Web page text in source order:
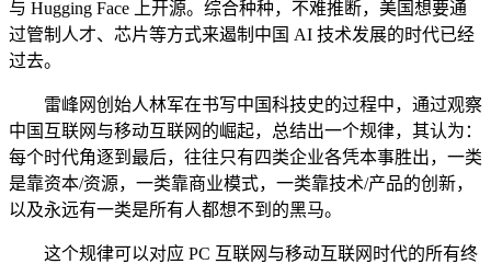
与 Hugging Face 上开源。综合种种，不难推断，美国想要通
过管制人才、芯片等方式来遏制中国 AI 技术发展的时代已经
过去。
雷峰网创始人林军在书写中国科技史的过程中，通过观察
中国互联网与移动互联网的崛起，总结出一个规律，其认为：
每个时代角逐到最后，往往只有四类企业各凭本事胜出，一类
是靠资本/资源，一类靠商业模式，一类靠技术/产品的创新，
以及永远有一类是所有人都想不到的黑马。
这个规律可以对应 PC 互联网与移动互联网时代的所有终